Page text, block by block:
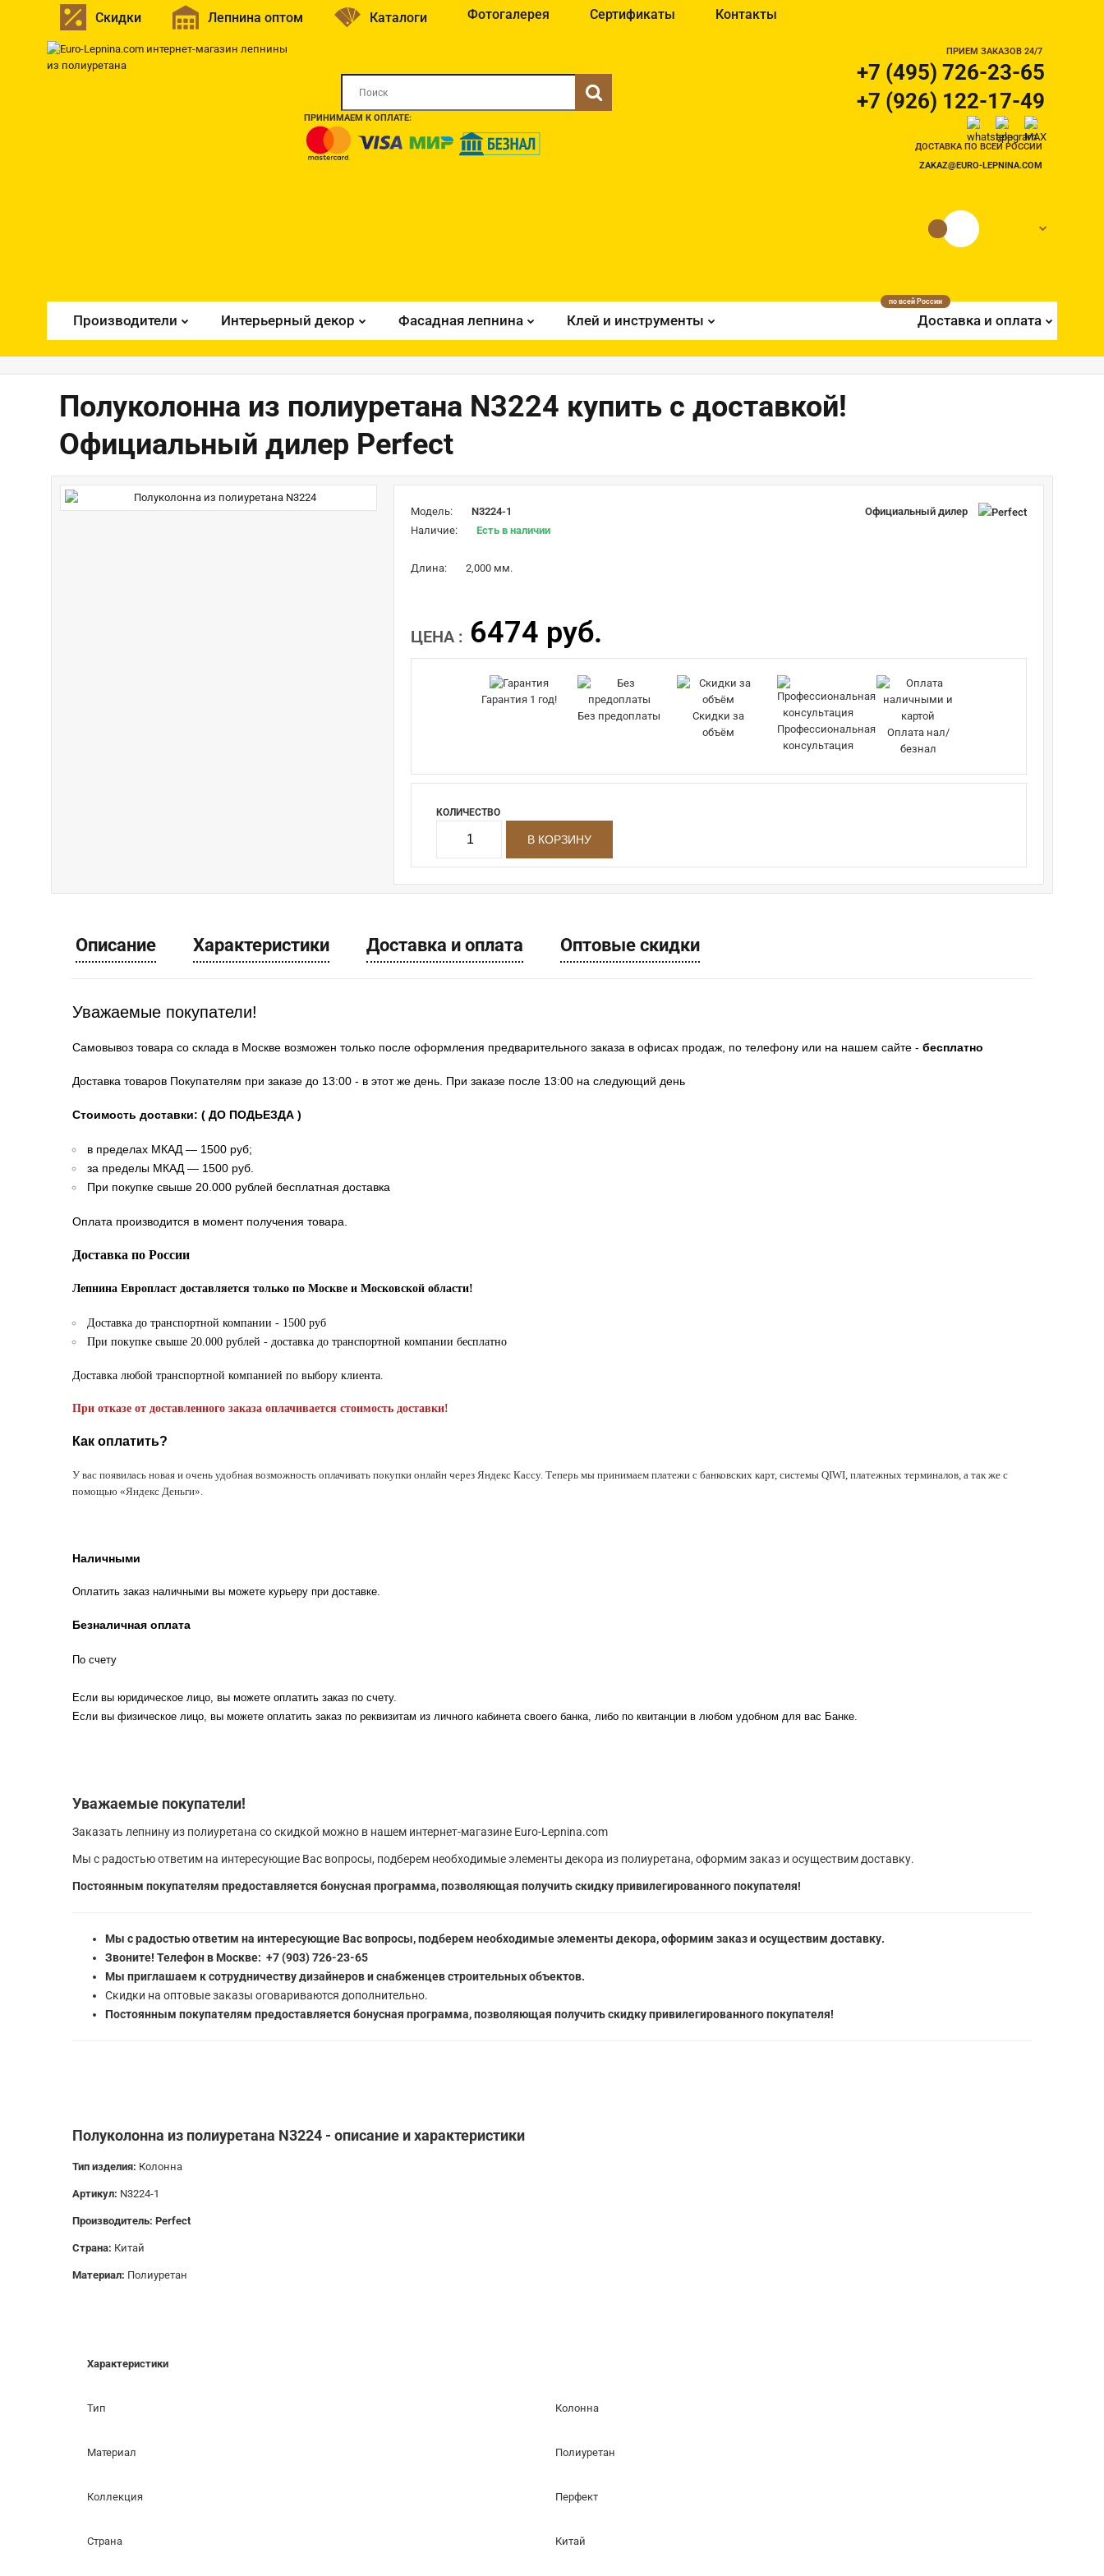
Скидки Лепнина оптом Каталоги Фотогалерея Сертификаты Контакты
ПРИНИМАЕМ К ОПЛАТЕ:
ПРИЕМ ЗАКАЗОВ 24/7
+7 (495) 726-23-65
+7 (926) 122-17-49
ДОСТАВКА ПО ВСЕЙ РОССИИ
ZAKAZ@EURO-LEPNINA.COM
Производители Интерьерный декор Фасадная лепнина Клей и инструменты Доставка и оплата
по всей России
Полуколонна из полиуретана N3224 купить с доставкой!
Официальный дилер Perfect
Модель:
N3224-1
Наличие:
Есть в наличии
Длина: 2,000 мм.
Официальный дилер
ЦЕНА : 6474 руб.
Гарантия 1 год!
Без предоплаты
Скидки за
объём
Профессиональная
консультация
Оплата нал/
безнал
КОЛИЧЕСТВО
Описание Характеристики Доставка и оплата Оптовые скидки
Уважаемые покупатели!
Самовывоз товара со склада в Москве возможен только после оформления предварительного заказа в офисах продаж, по телефону или на нашем сайте - бесплатно
Доставка товаров Покупателям при заказе до 13:00 - в этот же день. При заказе после 13:00 на следующий день
Стоимость доставки: ( ДО ПОДЬЕЗДА )
в пределах МКАД — 1500 руб;
за пределы МКАД — 1500 руб.
При покупке свыше 20.000 рублей бесплатная доставка
Оплата производится в момент получения товара.
Доставка по России
Лепнина Европласт доставляется только по Москве и Московской области!
Доставка до транспортной компании - 1500 руб
При покупке свыше 20.000 рублей - доставка до транспортной компании бесплатно
Доставка любой транспортной компанией по выбору клиента.
При отказе от доставленного заказа оплачивается стоимость доставки!
Как оплатить?
У вас появилась новая и очень удобная возможность оплачивать покупки онлайн через Яндекс Кассу. Теперь мы принимаем платежи с банковских карт, системы QIWI, платежных терминалов, а так же с
помощью «Яндекс Деньги».
Наличными
Оплатить заказ наличными вы можете курьеру при доставке.
Безналичная оплата
По счету
Если вы юридическое лицо, вы можете оплатить заказ по счету.
Если вы физическое лицо, вы можете оплатить заказ по реквизитам из личного кабинета своего банка, либо по квитанции в любом удобном для вас Банке.
Уважаемые покупатели!
Заказать лепнину из полиуретана со скидкой можно в нашем интернет-магазине Euro-Lepnina.com
Мы с радостью ответим на интересующие Вас вопросы, подберем необходимые элементы декора из полиуретана, оформим заказ и осуществим доставку.
Постоянным покупателям предоставляется бонусная программа, позволяющая получить скидку привилегированного покупателя!
Мы с радостью ответим на интересующие Вас вопросы, подберем необходимые элементы декора, оформим заказ и осуществим доставку.
Звоните! Телефон в Москве: +7 (903) 726-23-65
Мы приглашаем к сотрудничеству дизайнеров и снабженцев строительных объектов.
Скидки на оптовые заказы оговариваются дополнительно.
Постоянным покупателям предоставляется бонусная программа, позволяющая получить скидку привилегированного покупателя!
Полуколонна из полиуретана N3224 - описание и характеристики
Тип изделия: Колонна
Артикул: N3224-1
Производитель: Perfect
Страна: Китай
Материал: Полиуретан
Характеристики
Тип Колонна
Материал Полиуретан
Коллекция Перфект
Страна Китай